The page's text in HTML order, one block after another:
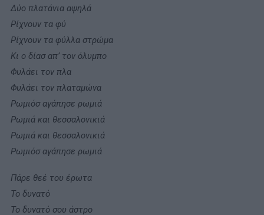
Δύο πλατάνια αψηλά
Ρίχνουν τα φύ
Ρίχνουν τα φύλλα στρώμα
Κι ο δίασ απ’ τον όλυμπο
Φυλάει τον πλα
Φυλάει τον πλαταμώνα
Ρωμιόσ αγάπησε ρωμιά
Ρωμιά και θεσσαλονικιά
Ρωμιά και θεσσαλονικιά
Ρωμιόσ αγάπησε ρωμιά
Πάρε θεέ του έρωτα
Το δυνατό
Το δυνατό σου άστρο